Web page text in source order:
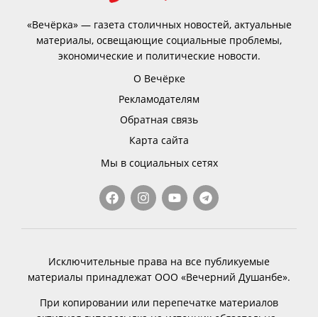
«Вечёрка» — газета столичных новостей, актуальные
материалы, освещающие социальные проблемы,
экономические и политические новости.
О Вечёрке
Рекламодателям
Обратная связь
Карта сайта
Мы в социальных сетях
Исключительные права на все публикуемые
материалы принадлежат ООО «Вечерний Душанбе».
При копировании или перепечатке материалов